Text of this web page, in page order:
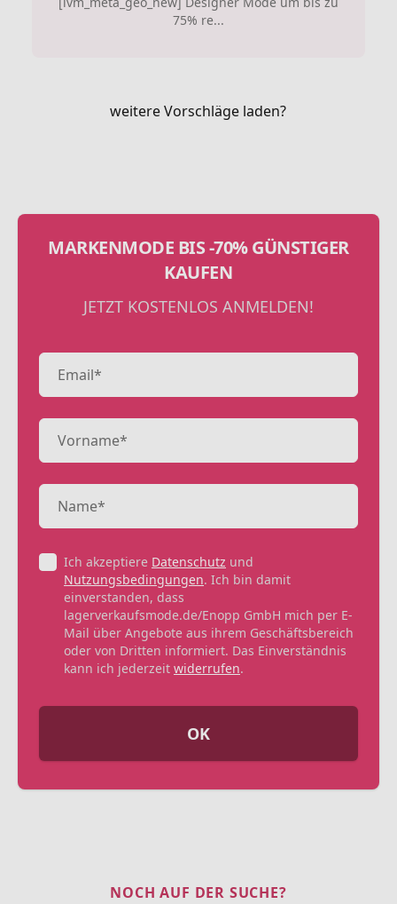
75% re...
weitere Vorschläge laden?
MARKENMODE BIS -70% GÜNSTIGER
KAUFEN
JETZT KOSTENLOS ANMELDEN!
Ich akzeptiere Datenschutz und
Nutzungsbedingungen. Ich bin damit
einverstanden, dass
lagerverkaufsmode.de/Enopp GmbH mich per E-
Mail über Angebote aus ihrem Geschäftsbereich
oder von Dritten informiert. Das Einverständnis
kann ich jederzeit widerrufen.
OK
NOCH AUF DER SUCHE?